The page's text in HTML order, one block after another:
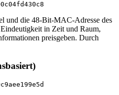
und die 48-Bit-MAC-Adresse des
in Zeit und Raum,
preisgeben. Durch